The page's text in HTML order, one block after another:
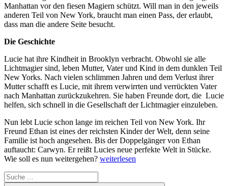
Manhattan vor den fiesen Magiern schützt. Will man in den jeweils
anderen Teil von New York, braucht man einen Pass, der erlaubt,
dass man die andere Seite besucht.
Die Geschichte
Lucie hat ihre Kindheit in Brooklyn verbracht. Obwohl sie alle
Lichtmagier sind, leben Mutter, Vater und Kind in dem dunklen Teil
New Yorks. Nach vielen schlimmen Jahren und dem Verlust ihrer
Mutter schafft es Lucie, mit ihrem verwirrten und verrückten Vater
nach Manhattan zurückzukehren. Sie haben Freunde dort, die Lucie
helfen, sich schnell in die Gesellschaft der Lichtmagier einzuleben.
Nun lebt Lucie schon lange im reichen Teil von New York. Ihr
Freund Ethan ist eines der reichsten Kinder der Welt, denn seine
Familie ist hoch angesehen. Bis der Doppelgänger von Ethan
auftaucht: Carwyn. Er reißt Lucies neue perfekte Welt in Stücke.
Wie soll es nun weitergehen? „Golden
weiterlesen
Suche